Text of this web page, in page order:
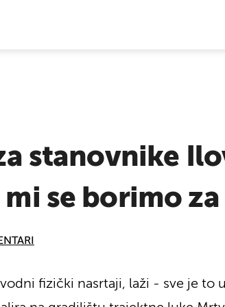
stanovnike
mi se borimo
fizički nasrtaji, laži - sve je to